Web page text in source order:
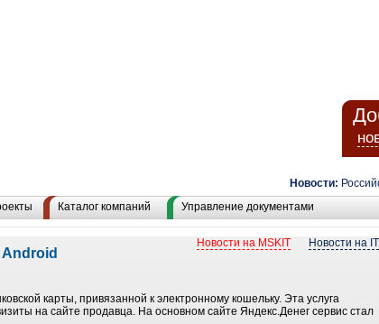
Новости:
Каталог компаний Управление документами
Новости на
Новости на MSKIT
карты, привязанной к электронному кошельку. Эта услуга
на сайте продавца. На основном сайте Яндекс.Денег сервис стал